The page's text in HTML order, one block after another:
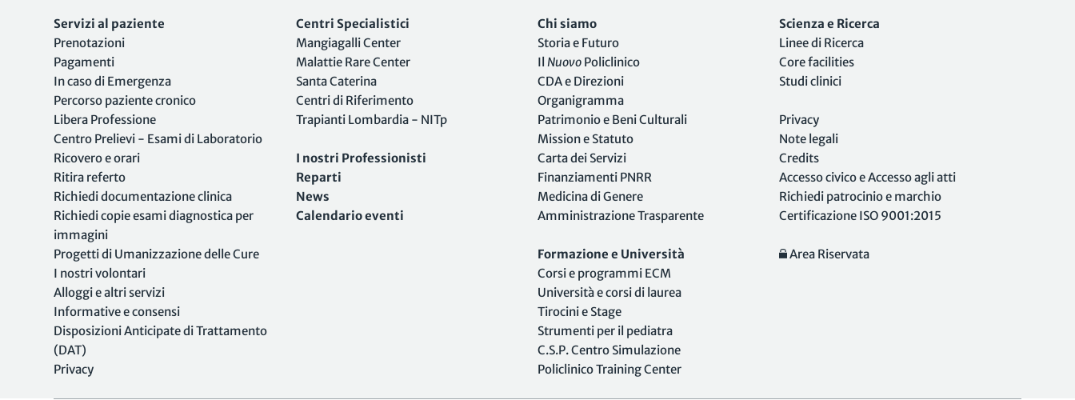
Servizi al paziente
Prenotazioni
Pagamenti
In caso di Emergenza
Percorso paziente cronico
Libera Professione
Centro Prelievi - Esami di Laboratorio
Ricovero e orari
Ritira referto
Richiedi documentazione clinica
Richiedi copie esami diagnostica per
immagini
Progetti di Umanizzazione delle Cure
I nostri volontari
Alloggi e altri servizi
Informative e consensi
Disposizioni Anticipate di Trattamento
(DAT)
Privacy
Centri Specialistici
Mangiagalli Center
Malattie Rare Center
Santa Caterina
Centri di Riferimento
Trapianti Lombardia - NITp
I nostri Professionisti
Reparti
News
Calendario eventi
Chi siamo
Storia e Futuro
Il NuovoPoliclinico
CDA e Direzioni
Organigramma
Patrimonio e Beni Culturali
Mission e Statuto
Carta dei Servizi
Finanziamenti PNRR
Medicina di Genere
Amministrazione Trasparente
Formazione e Università
Corsi e programmi ECM
Università e corsi di laurea
Tirocini e Stage
Strumenti per il pediatra
C.S.P. Centro Simulazione
Policlinico Training Center
Scienza e Ricerca
Linee di Ricerca
Core facilities
Studi clinici
Privacy
Note legali
Credits
Accesso civico e Accesso agli atti
Richiedi patrocinio e marchio
Certificazione ISO 9001:2015
Area Riservata